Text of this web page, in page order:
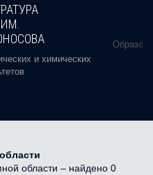
и химических
области – найдено 0